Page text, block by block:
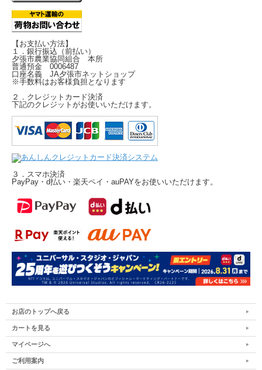
【お支払い方法】
１．銀行振込（前払い）
夕張市農業協同組合 本所
普通預金 0006487
口座名義 JA夕張市ネットショップ
※手数料はお客様負担となります
２．クレジットカード決済
下記のクレジットがお使いいただけます。
３．スマホ決済
PayPay・d払い・楽天ペイ・auPAYをお使いいただけます。
お店のトップへ戻る
カートを見る
マイページへ
ご利用案内